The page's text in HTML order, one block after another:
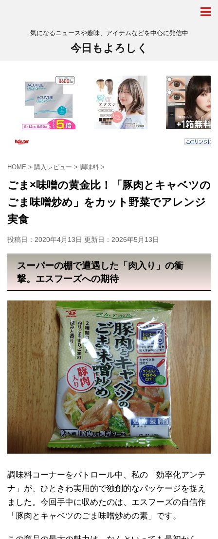
気になるニュースや趣味、アイテムなどを中心に発信中
今日もよろしく
HOME > 購入レビュー > 調味料 >
ごま×味噌の黄金比！「豚肉とキャベツの
ごま味噌炒め」をカット野菜でアレンジ
実食
投稿日：2020年4月13日 更新日： 2026年5月13日
スーパーの棚で遭遇した「肉入り」の衝
撃。エスフーズへの期待
調味料コーナーをパトロール中、私の「効率化アンテ
ナ」が、ひときわ実用的で独創的なパッケージを捉え
ました。今回手中に収めたのは、エスフーズの自信作
「豚肉とキャベツのごま味噌炒めの素」です。